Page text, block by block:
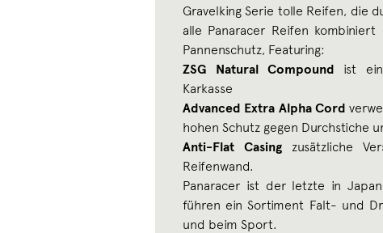
Gravelking Serie tolle Reifen, die
alle Panaracer Reifen
Pannenschutz, Featuring:
ZSG Natural Compound ist
Karkasse
Advanced Extra Alpha Cord
hohen Schutz gegen Durchstiche
Anti-Flat Casing zusätzliche
Reifenwand.
Panaracer ist der letzte in
führen ein Sortiment Falt- und
und beim Sport.